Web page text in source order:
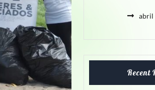
abril
Recent